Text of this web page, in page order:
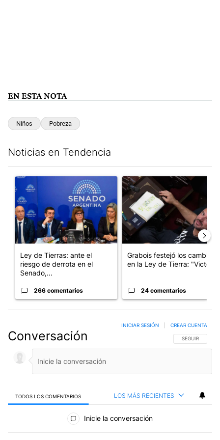
EN ESTA NOTA
Niños Pobreza
Noticias en Tendencia
Un artículo de tendencia con el título "Ley de Tierras: ante el
Ley de Tierras: ante el
riesgo de derrota en el
Senado,...
266 comentarios
Un artículo de tendencia con
Grabois festejó los cambios
en la Ley de Tierra: "Victo...
24 comentarios
Conversación SIGA ESTA
SEGUIR
INICIAR SESIÓN CREAR CUENTA
TODOS LOS COMENTARIOS LOS MÁS RECIENTES
Todos los comentarios
Inicie la conversación